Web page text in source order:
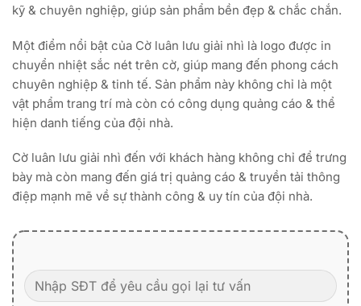
kỹ & chuyên nghiệp, giúp sản phẩm bền đẹp & chắc chắn.
Một điểm nổi bật của Cờ luân lưu giải nhì là logo được in
chuyển nhiệt sắc nét trên cờ, giúp mang đến phong cách
chuyên nghiệp & tinh tế. Sản phẩm này không chỉ là một
vật phẩm trang trí mà còn có công dụng quảng cáo & thể
hiện danh tiếng của đội nhà.
Cờ luân lưu giải nhì đến với khách hàng không chỉ để trưng
bày mà còn mang đến giá trị quảng cáo & truyền tải thông
điệp mạnh mẽ về sự thành công & uy tín của đội nhà.